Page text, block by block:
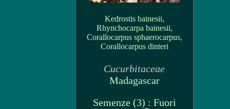
Kedrostis bainesii,
Rhynchocarpa bainesii,
Corallocarpus sphaerocarpus,
Corallocarpus dinteri
Cucurbitaceae
Madagascar
Semenze (3) : Fuori